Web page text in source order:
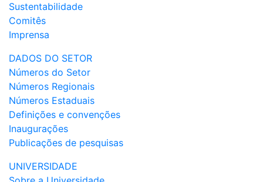
Sustentabilidade
Comitês
Imprensa
DADOS DO SETOR
Números do Setor
Números Regionais
Números Estaduais
Definições e convenções
Inaugurações
Publicações de pesquisas
UNIVERSIDADE